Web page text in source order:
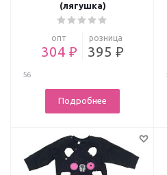
(лягушка)
опт
304 ₽
розница
395 ₽
56
Подробнее